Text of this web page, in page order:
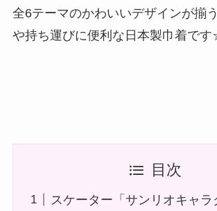
全6テーマのかわいいデザインが揃
や持ち運びに便利な日本製巾着で
目次
スケーター「サンリオキャラ